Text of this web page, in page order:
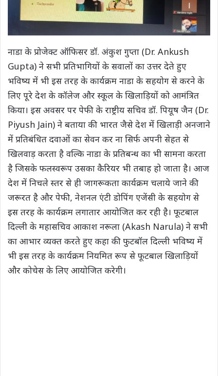
नाडा के प्रोजेक्ट ऑफिसर डॉ. अंकुश गुप्ता (Dr. Ankush
Gupta) ने सभी प्रतिभागियों के सवालों का उत्तर देते हुए
भविष्य में भी इस तरह के कार्यक्रम नाडा के सहयोग से करने के
लिए पूरे देश के कॉलेज और स्कूल के खिलाड़ियों को आमंत्रित
किया। इस अवसर पर पेफी के राष्ट्रीय सचिव डॉ. पियूष जैन (Dr.
Piyush Jain) ने बताया की भारत जैसे देश में खिलाड़ी अनजाने
में प्रतिबंधित दवाओं का सेवन कर ना सिर्फ अपनी सेहत से
खिलवाड़ करता है वल्कि नाडा के प्रतिबन्ध का भी सामना करता
है जिसके फलस्वरूप उसका कैरियर भी तबाह हो जाता है। आज
देश में निचले स्तर से ही जागरूकता कार्यक्रम चलाये जाने की
जरूरत है और पेफी, नेशनल एंटी डोपिंग एजेंसी के सहयोग से
इस तरह के कार्यक्रम लगातार आयोजित कर रही है। फूटबाल
दिल्ली के महासचिव आकाश नरूला (Akash Narula) ने सभी
का आभार व्यक्त करते हुए कहा की फुटबॉल दिल्ली भविष्य में
भी इस तरह के कार्यक्रम नियमित रूप से फूटबाल खिलाड़ियों
और कोचेस के लिए आयोजित करेगी।